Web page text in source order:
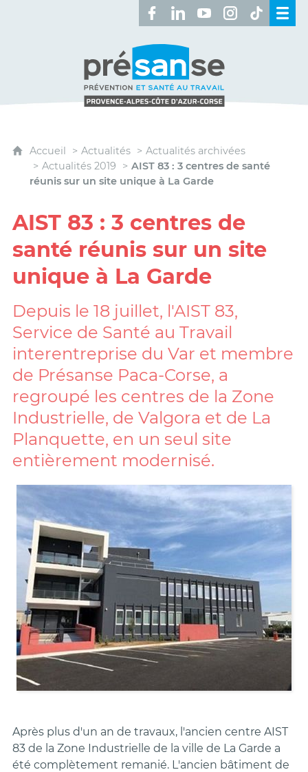
Retrouvez-nous sur Facebook
Retrouvez-nous sur
Retrouvez-nous sur
Retrouvez-
Accueil Actualités
Actualités archivées
Actualités 2019
AIST 83 : 3 centres de santé
réunis sur un site unique à La Garde
AIST 83 : 3 centres de
santé réunis sur un site
unique à La Garde
Depuis le 18 juillet, l'AIST 83,
Service de Santé au Travail
interentreprise du Var et membre
de Présanse Paca-Corse, a
regroupé les centres de la Zone
Industrielle, de Valgora et de La
Planquette, en un seul site
entièrement modernisé.
Après plus d'un an de travaux, l'ancien centre AIST
83 de la Zone Industrielle de la ville de La Garde a
été complètement remanié. L'ancien bâtiment de